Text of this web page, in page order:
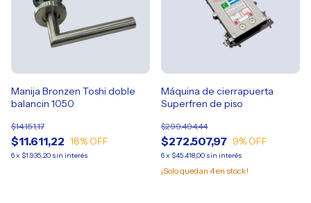
Manija Bronzen Toshi doble
balancin 1050
$11.611,22
$14.151,17
18% OFF
6x $1.935,20 sin interés
Máquina de cierrapuerta
Superfren de piso
$272.507,97
$299.494,44
9% OFF
6x $45.418,00 sin interés
¡Solo quedan 4en stock!